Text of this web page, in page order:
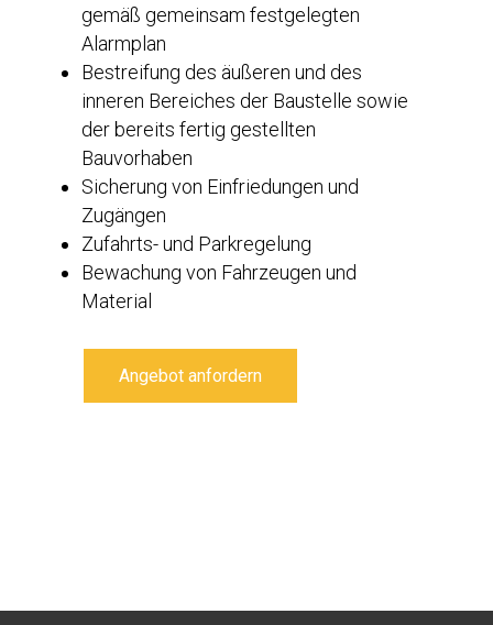
gemäß gemeinsam festgelegten
Alarmplan
Bestreifung des äußeren und des
inneren Bereiches der Baustelle sowie
der bereits fertig gestellten
Bauvorhaben
Sicherung von Einfriedungen und
Zugängen
Zufahrts- und Parkregelung
Bewachung von Fahrzeugen und
Material
Angebot anfordern